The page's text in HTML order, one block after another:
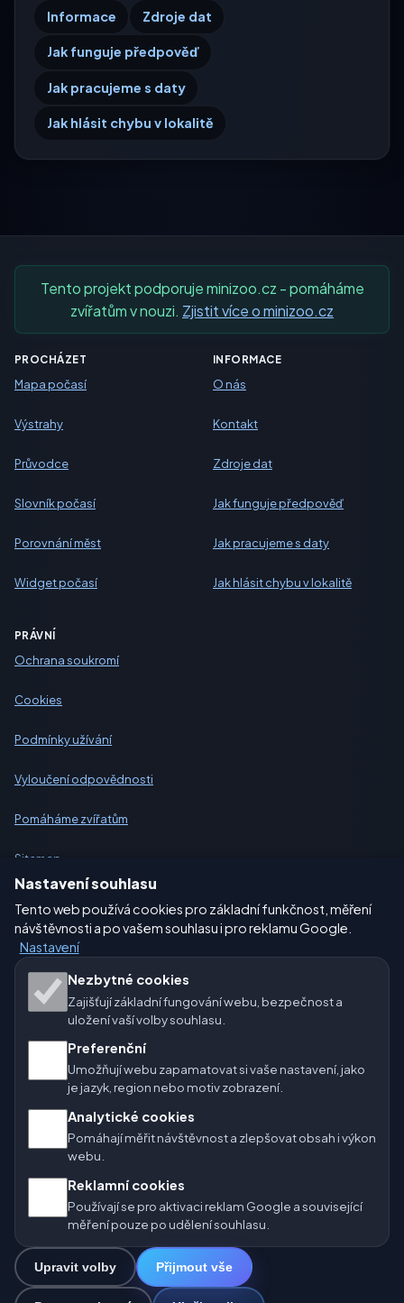
Informace Zdroje dat
Jak funguje předpověď
Jak pracujeme s daty
Jak hlásit chybu v lokalitě
Tento projekt podporuje minizoo.cz - pomáháme
zvířatům v nouzi. Zjistit více o minizoo.cz
PROCHÁZET
Mapa počasí
Výstrahy
Průvodce
Slovník počasí
Porovnání měst
Widget počasí
INFORMACE
O nás
Kontakt
Zdroje dat
Jak funguje předpověď
Jak pracujeme s daty
Jak hlásit chybu v lokalitě
PRÁVNÍ
Ochrana soukromí
Cookies
Podmínky užívání
Vyloučení odpovědnosti
Pomáháme zvířatům
Sitemap
Nastavení
Naše weby o počasí:
🇨🇿 Česko 🇭🇷 Chorvatsko 🇧🇬 Bulharsko
🇩🇪🇦🇹🇨🇭 Německo / Rakousko / Švýcarsko
🌎 Latinská Amerika a Španělsko
🇮🇳 Jižní a jihovýchodní Asie
info@pocasi.online
© 2026 Počasí Online · Meteorologická data: MET Norway · Open-
Meteo. Výstrahy počasí: ČHMÚ.
Nastavení souhlasu
Tento web používá cookies pro základní funkčnost, měření
návštěvnosti a po vašem souhlasu i pro reklamu Google.
Nastavení
Nezbytné cookies
Zajišťují základní fungování webu, bezpečnost a
uložení vaší volby souhlasu.
Preferenční
Umožňují webu zapamatovat si vaše nastavení, jako
je jazyk, region nebo motiv zobrazení.
Analytické cookies
Pomáhají měřit návštěvnost a zlepšovat obsah i výkon
webu.
Reklamní cookies
Používají se pro aktivaci reklam Google a související
měření pouze po udělení souhlasu.
Upravit volby Přijmout vše